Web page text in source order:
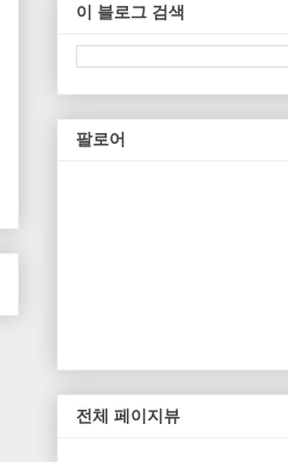
이 블로그 검색
팔로어
전체 페이지뷰